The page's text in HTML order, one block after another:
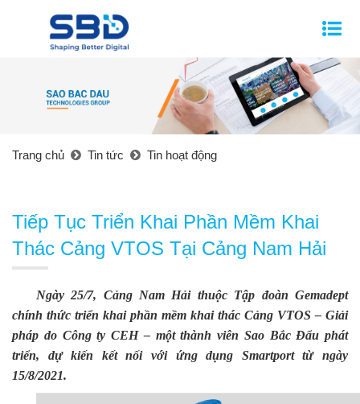
Trang chủ Tin tức Tin hoạt động
Tiếp Tục Triển Khai Phần Mềm Khai
Thác Cảng VTOS Tại Cảng Nam Hải
Ngày 25/7, Cảng Nam Hải thuộc Tập đoàn Gemadept
chính thức triển khai phần mềm khai thác Cảng VTOS – Giải
pháp do Công ty CEH – một thành viên Sao Bắc Đẩu phát
triển, dự kiến kết nối với ứng dụng Smartport từ ngày
15/8/2021.